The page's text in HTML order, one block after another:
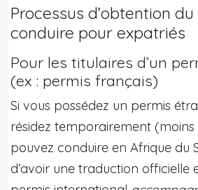
Processus d’obtention
conduire pour expatriés
Pour les titulaires d’un
(ex : permis français)
Si vous possédez un permis
résidez temporairement (moins
pouvez conduire en Afrique du
d’avoir une traduction officielle